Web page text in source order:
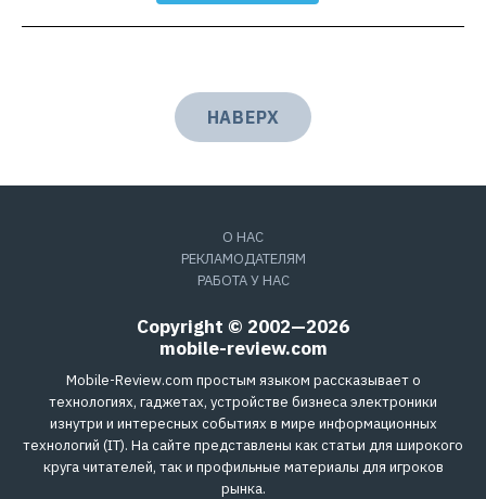
НАВЕРХ
О НАС
РЕКЛАМОДАТЕЛЯМ
РАБОТА У НАС
Copyright © 2002—2026
mobile-review.com
Mobile-Review.com простым языком рассказывает о
технологиях, гаджетах, устройстве бизнеса электроники
изнутри и интересных событиях в мире информационных
технологий (IT). На сайте представлены как статьи для широкого
круга читателей, так и профильные материалы для игроков
рынка.